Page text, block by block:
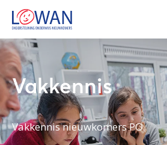
Vakkennis
Vakkennis nieuwkomers PO